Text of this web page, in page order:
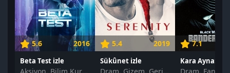
5.6 2016
Beta Test izle
5.4 2019
Sükûnet izle
7.1